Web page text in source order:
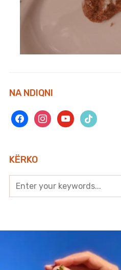
NA NDIQNI
facebookinstagramyoutubetiktok
KËRKO